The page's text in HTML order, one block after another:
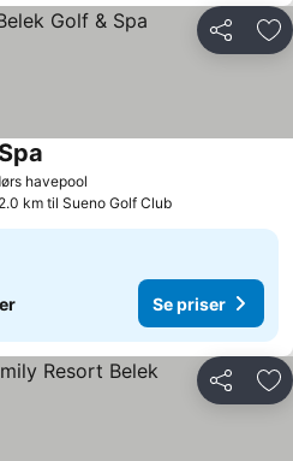
Del
havepool
2.0 km til Sueno Golf Club
Se priser
Del